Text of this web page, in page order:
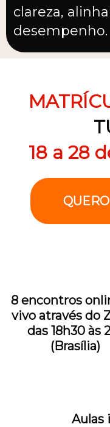
clareza,
desempenho.
18 a 28
8 encontros
vivo através do
das 18h30 às
(Brasília)
Aulas